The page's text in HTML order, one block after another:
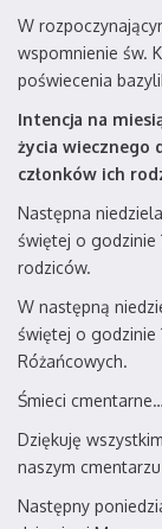
W
wspomnienie św.
poświecenia
Intencja na
życia wiecznego
członków ich
Następna
świętej o godzinie
rodziców.
W następną
świętej o godzinie
Różańcowych.
Śmieci cmentarne…
Dziękuję
naszym
Następny